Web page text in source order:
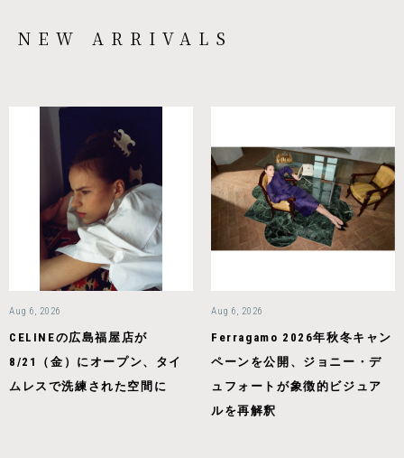
NEW ARRIVALS
Aug 6, 2026
CELINEの広島福屋店が
8/21（金）にオープン、タイ
ムレスで洗練された空間に
Aug 6, 2026
Ferragamo 2026年秋冬キャン
ペーンを公開、ジョニー・デ
ュフォートが象徴的ビジュア
ルを再解釈